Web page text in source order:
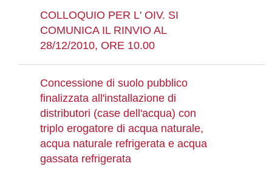
COLLOQUIO PER L' OIV. SI
COMUNICA IL RINVIO AL
28/12/2010, ORE 10.00
Concessione di suolo pubblico
finalizzata all'installazione di
distributori (case dell'acqua) con
triplo erogatore di acqua naturale,
acqua naturale refrigerata e acqua
gassata refrigerata